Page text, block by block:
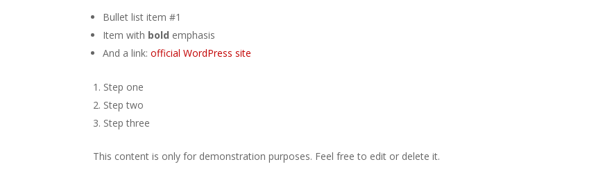
Bullet list item #1
Item with bold emphasis
And a link:official WordPress site
Step one
Step two
Step three
This content is only for demonstration purposes. Feel free to edit or delete it.